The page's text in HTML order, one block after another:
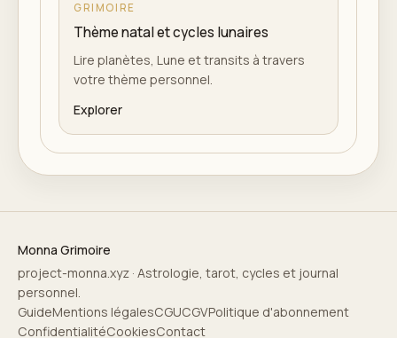
GRIMOIRE
Thème natal et cycles lunaires
Lire planètes, Lune et transits à travers
votre thème personnel.
Explorer
Monna Grimoire
project-monna.xyz · Astrologie, tarot, cycles et journal
personnel.
GuideMentions légalesCGUCGVPolitique d'abonnement
ConfidentialitéCookiesContact